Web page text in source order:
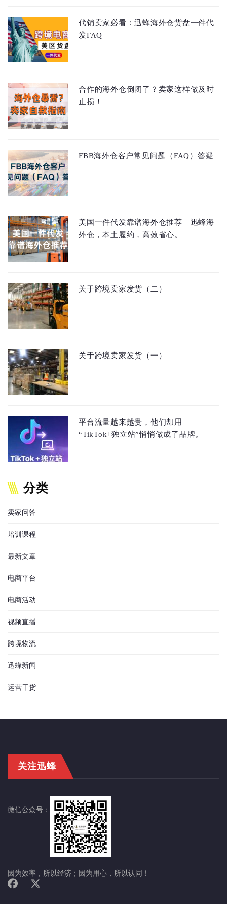
代销卖家必看：迅蜂海外仓货盘一件代
发FAQ
合作的海外仓倒闭了？卖家这样做及时
止损！
FBB海外仓客户常见问题（FAQ）答疑
美国一件代发靠谱海外仓推荐｜迅蜂海
外仓，本土履约，高效省心。
关于跨境卖家发货（二）
关于跨境卖家发货（一）
平台流量越来越贵，他们却用
“TikTok+独立站”悄悄做成了品牌。
分类
卖家问答
培训课程
最新文章
电商平台
电商活动
视频直播
跨境物流
迅蜂新闻
运营干货
关注迅蜂
微信公众号：
因为效率，所以经济；因为用心，所以认同！